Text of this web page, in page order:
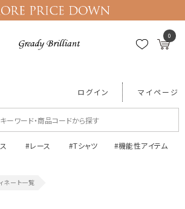
0
ログイン マイページ
#レース #Tシャツ #機能性アイテム
ネート一覧